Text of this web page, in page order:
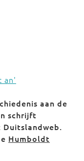
an'
aan de
schrijft
Humboldt